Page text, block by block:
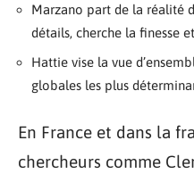
Marzano part de la réalité
détails, cherche la finesse
Hattie vise la vue
globales les plus
En France et dans la
chercheurs comme